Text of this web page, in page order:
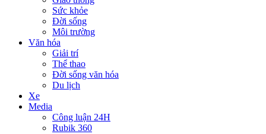
Sức khỏe
Đời sống
Môi trường
Văn hóa
Giải trí
Thể thao
Đời sống văn hóa
Du lịch
Xe
Media
Công luận 24H
Rubik 360